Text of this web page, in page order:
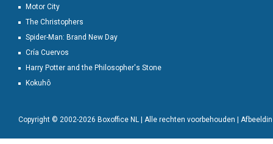
Motor City
The Christophers
Spider-Man: Brand New Day
Cría Cuervos
Harry Potter and the Philosopher's Stone
Kokuhô
Copyright © 2002-2026 Boxoffice NL | Alle rechten voorbehouden |